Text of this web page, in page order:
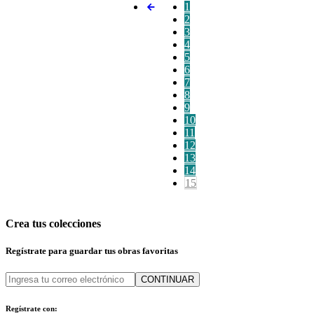
1
2
3
4
5
6
7
8
9
10
11
12
13
14
15
Crea tus colecciones
Regístrate para guardar tus obras favoritas
CONTINUAR
Regístrate con: